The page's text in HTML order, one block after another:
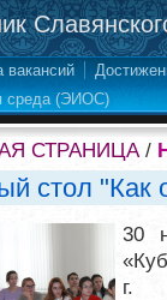
вакансий
среда (ЭИОС)
СТРАНИЦА/
стол "Как
30
г.